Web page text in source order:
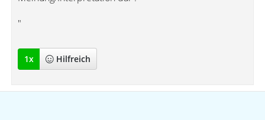
"
1x Hilfreich